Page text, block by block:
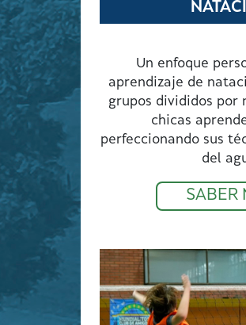
Un enfoque
aprendizaje de
grupos divididos por
chicas
perfeccionando sus
del
SABER